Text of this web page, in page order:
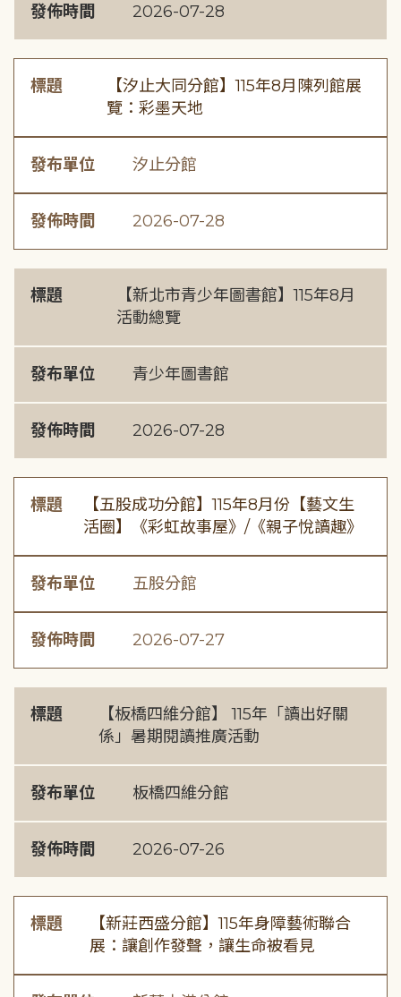
發佈時間 2026-07-28
標題
【汐止大同分館】115年8月陳列館展
覽：彩墨天地
發布單位 汐止分館
發佈時間 2026-07-28
標題
【新北市青少年圖書館】115年8月
活動總覽
發布單位 青少年圖書館
發佈時間 2026-07-28
標題
【五股成功分館】115年8月份【藝文生
活圈】《彩虹故事屋》/《親子悅讀趣》
發布單位 五股分館
發佈時間 2026-07-27
標題
【板橋四維分館】 115年「讀出好關
係」暑期閱讀推廣活動
發布單位 板橋四維分館
發佈時間 2026-07-26
標題
【新莊西盛分館】115年身障藝術聯合
展：讓創作發聲，讓生命被看見